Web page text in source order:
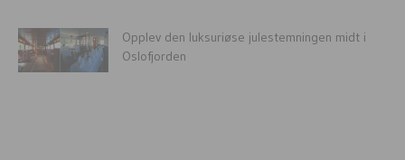
Opplev den luksuriøse julestemningen midt i
Oslofjorden